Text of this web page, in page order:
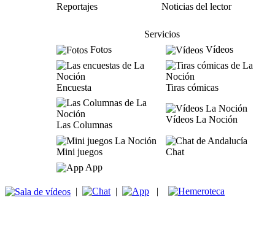
Reportajes
Noticias del lector
Servicios
Fotos
Vídeos
Encuesta Tiras cómicas
Las Columnas
Vídeos La Noción
Mini juegos
Chat
App
| | |